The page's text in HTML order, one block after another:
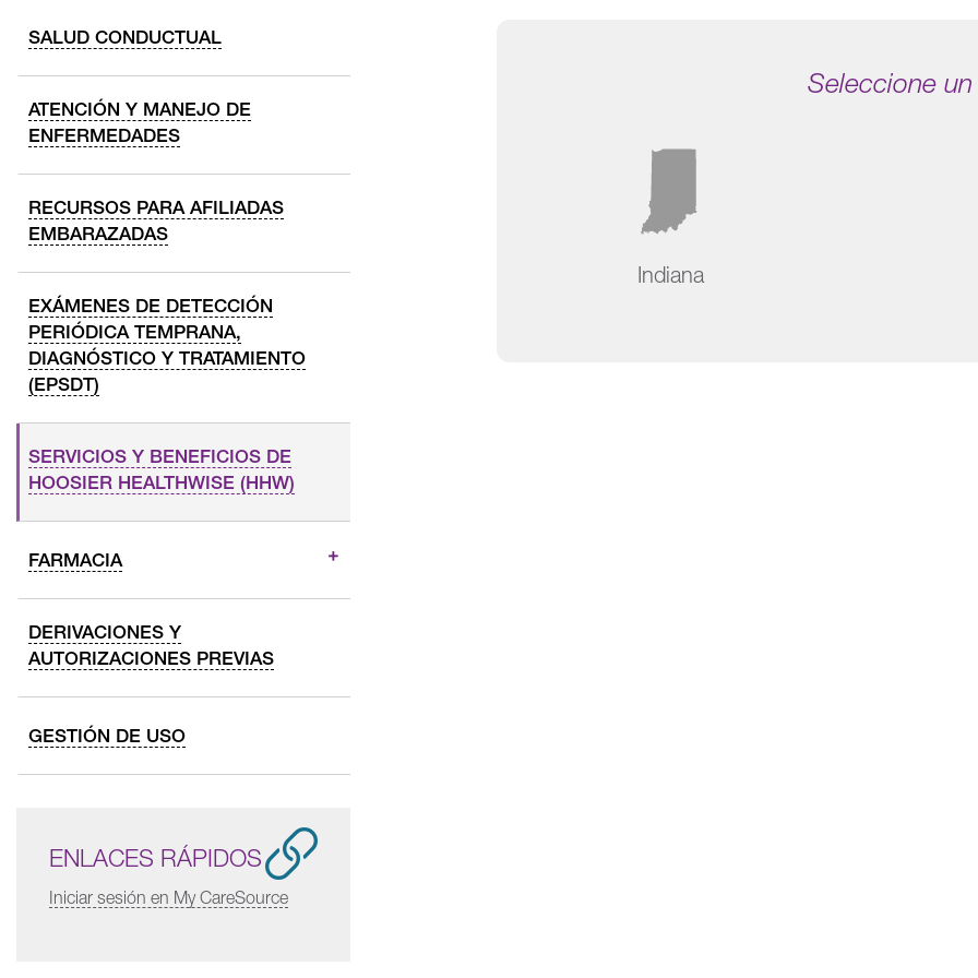
SALUD CONDUCTUAL
ATENCIÓN Y MANEJO DE
ENFERMEDADES
RECURSOS PARA AFILIADAS
EMBARAZADAS
EXÁMENES DE DETECCIÓN
PERIÓDICA TEMPRANA,
DIAGNÓSTICO Y TRATAMIENTO
(EPSDT)
SERVICIOS Y BENEFICIOS DE
HOOSIER HEALTHWISE (HHW)
FARMACIA
DERIVACIONES Y
AUTORIZACIONES PREVIAS
GESTIÓN DE USO
ENLACES RÁPIDOS
Iniciar sesión en My CareSource
Seleccione
Indiana